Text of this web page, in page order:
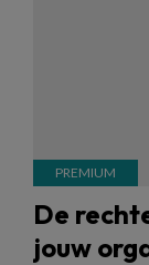
De
jouw